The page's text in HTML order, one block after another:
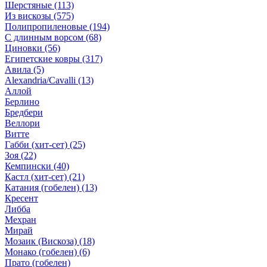
Шерстяные (113)
Из вискозы (575)
Полипропиленовые (194)
С длинным ворсом (68)
Циновки (56)
Египетские ковры (317)
Авила (5)
Alexandria/Cavalli (13)
Аллой
Берлино
Бредбери
Веллори
Витте
Габби (хит-сет) (25)
Зоя (22)
Кемпински (40)
Кастл (хит-сет) (21)
Катания (гобелен) (13)
Кресент
Либба
Мехран
Мирай
Мозаик (Вискоза) (18)
Монако (гобелен) (6)
Прато (гобелен)